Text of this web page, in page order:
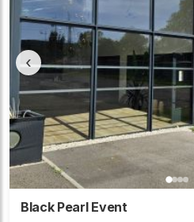
‹
Black Pearl Event